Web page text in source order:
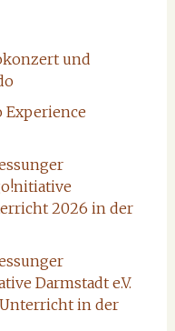
und
Experience
2026 in der
Darmstadt e.V.
in der